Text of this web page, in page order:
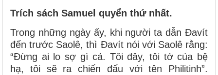
Trích sách Samuel quyển thứ nhất.
Trong những ngày ấy, khi người ta dẫn Ðavít
đến trước Saolê, thì Ðavít nói với Saolê rằng:
“Ðừng ai lo sợ gì cả. Tôi đây, tôi tớ của bệ
hạ, tôi sẽ ra chiến đấu với tên Philitinh”.